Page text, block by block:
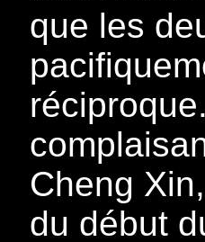
que les
Cheng
du début